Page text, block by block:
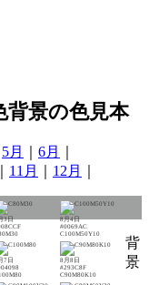
背景の色見本
5月 6月
11月 12月
3日
8月4日
#0069AC
C100M50Y10
7日
8月8日
#293C8F
C90M80K10
背
景